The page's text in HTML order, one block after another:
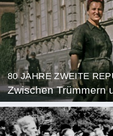
80 JAHRE ZWEITE
Zwischen Trümmern